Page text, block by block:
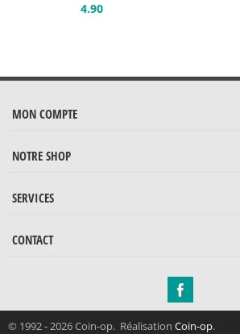
4.90
MON COMPTE
NOTRE SHOP
SERVICES
CONTACT
© 1992 - 2026 Coin-op. Réalisation Coin-op.